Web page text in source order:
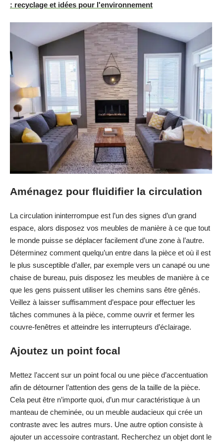
: recyclage et idées pour l'environnement
Aménagez pour fluidifier la circulation
La circulation ininterrompue est l’un des signes d’un grand
espace, alors disposez vos meubles de manière à ce que tout
le monde puisse se déplacer facilement d’une zone à l’autre.
Déterminez comment quelqu’un entre dans la pièce et où il est
le plus susceptible d’aller, par exemple vers un canapé ou une
chaise de bureau, puis disposez les meubles de manière à ce
que les gens puissent utiliser les chemins sans être gênés.
Veillez à laisser suffisamment d’espace pour effectuer les
tâches communes à la pièce, comme ouvrir et fermer les
couvre-fenêtres et atteindre les interrupteurs d’éclairage.
Ajoutez un point focal
Mettez l’accent sur un point focal ou une pièce d’accentuation
afin de détourner l’attention des gens de la taille de la pièce.
Cela peut être n’importe quoi, d’un mur caractéristique à un
manteau de cheminée, ou un meuble audacieux qui crée un
contraste avec les autres murs. Une autre option consiste à
ajouter un accessoire contrastant. Recherchez un objet dont le